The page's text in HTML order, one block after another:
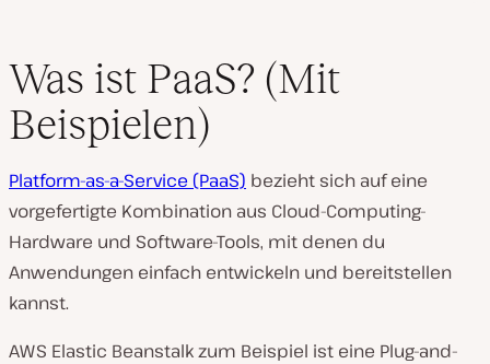
Was ist PaaS? (Mit
Beispielen)
Platform-as-a-Service (PaaS) bezieht sich auf eine
vorgefertigte Kombination aus Cloud-Computing-
Hardware und Software-Tools, mit denen du
Anwendungen einfach entwickeln und bereitstellen
kannst.
AWS Elastic Beanstalk zum Beispiel ist eine Plug-and-